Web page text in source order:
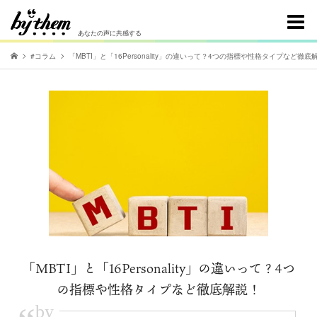
あなたの声に共感する
#コラム 「MBTI」と「16Personality」の違いって？4つの指標や性格タイプなど徹底
「MBTI」と「16Personality」の違いって？4つ
の指標や性格タイプなど徹底解説！
by